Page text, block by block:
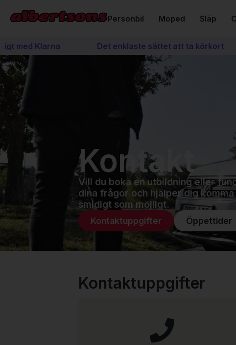
Personbil Moped Släp
Klarna Det enklaste sättet att ta körkort
Kontakt
Vill du boka en utbildning eller
dina frågor och hjälper dig
smidigt som möjligt.
Kontaktuppgifter Öppettider
Kontaktuppgifter